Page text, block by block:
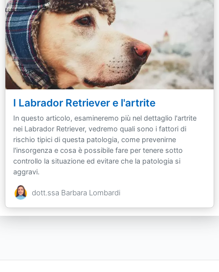
I Labrador Retriever e l'artrite
In questo articolo, esamineremo più nel dettaglio l'artrite
nei Labrador Retriever, vedremo quali sono i fattori di
rischio tipici di questa patologia, come prevenirne
l'insorgenza e cosa è possibile fare per tenere sotto
controllo la situazione ed evitare che la patologia si
aggravi.
dott.ssa Barbara Lombardi